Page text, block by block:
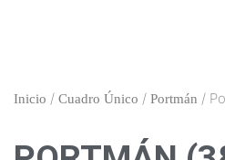
Inicio / Cuadro Único / Portmán /